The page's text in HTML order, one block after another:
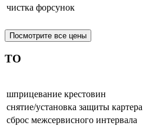
чистка форсунок
Посмотрите все цены
ТО
шприцевание крестовин
снятие/установка защиты картера
сброс межсервисного интервала